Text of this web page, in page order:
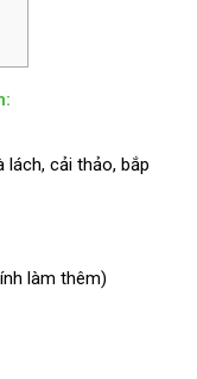
lách, cải thảo, bắp
làm thêm)